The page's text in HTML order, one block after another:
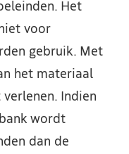
Het
voor
gebruik. Met
het materiaal
Indien
wordt
dan de